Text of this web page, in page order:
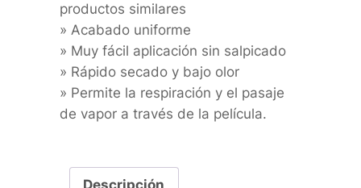
productos similares
» Acabado uniforme
» Muy fácil aplicación sin salpicado
» Rápido secado y bajo olor
» Permite la respiración y el pasaje
de vapor a través de la película.